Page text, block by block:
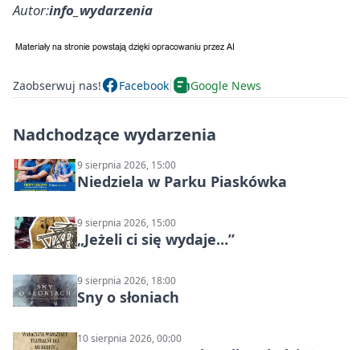
Autor:info_wydarzenia
Zaobserwuj nas! Facebook Google News
Nadchodzące wydarzenia
9 sierpnia 2026, 15:00
Niedziela w Parku Piaskówka
9 sierpnia 2026, 15:00
„Jeżeli ci się wydaje…”
9 sierpnia 2026, 18:00
Sny o słoniach
10 sierpnia 2026, 00:00